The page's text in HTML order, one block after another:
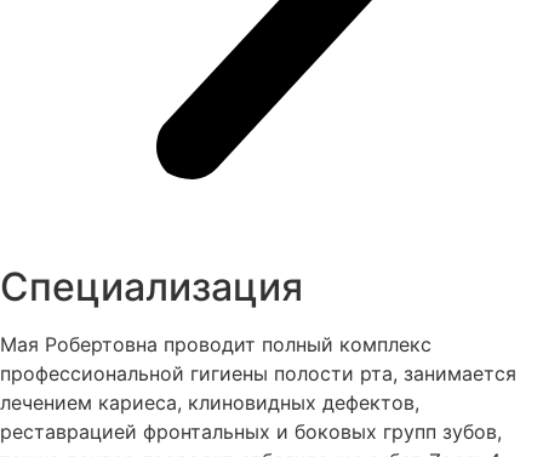
Специализация
Мая Робертовна проводит полный комплекс
профессиональной гигиены полости рта, занимается
лечением кариеса, клиновидных дефектов,
реставрацией фронтальных и боковых групп зубов,